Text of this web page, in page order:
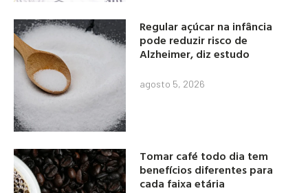
Regular açúcar na infância
pode reduzir risco de
Alzheimer, diz estudo
agosto 5, 2026
Tomar café todo dia tem
benefícios diferentes para
cada faixa etária